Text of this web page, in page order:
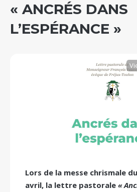
« ANCRÉS DANS
L’ESPÉRANCE »
Lors de la messe chrismale
avril, la lettre pastorale «